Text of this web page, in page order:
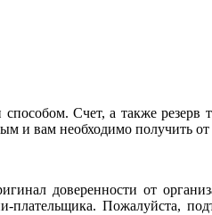
Счет, а также резерв
и вам необходимо получить
доверенности от
Пожалуйста,